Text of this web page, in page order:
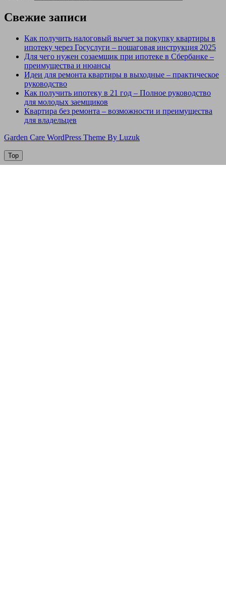
Свежие записи
Как получить налоговый вычет за покупку квартиры в
ипотеку через Госуслуги – пошаговая инструкция 2025
Для чего нужен созаемщик при ипотеке в Сбербанке –
преимущества и нюансы
Идеи для ремонта квартиры в выходные – практическое
руководство
Как получить ипотеку в 21 год – Полное руководство
для молодых заемщиков
Квартира без ремонта – возможности и преимущества
для владельцев
Garden Care WordPress Theme By Luzuk
Top